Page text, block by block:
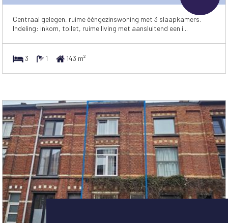
Centraal gelegen, ruime ééngezinswoning met 3 slaapkamers.
Indeling: inkom, toilet, ruime living met aansluitend een i...
3 1 143 m²